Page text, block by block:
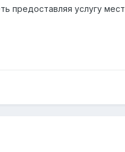
предоставляя услугу